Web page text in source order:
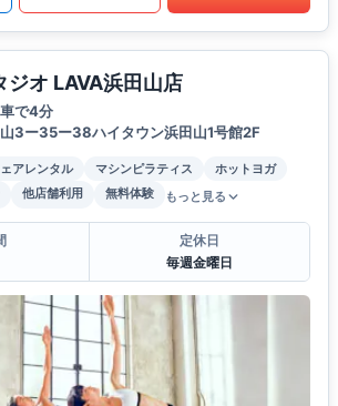
ジオ LAVA浜田山店
で4分
3ー35ー38ハイタウン浜田山1号館2F
アレンタル マシンピラティス
ホットヨガ
他店舗利用 無料体験 もっと見る
定休日
毎週金曜日